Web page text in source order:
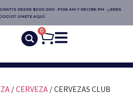
DESDE $300.000 · PIDE AM Y RECIBE PM · ¿ERES
ÚNETE AQUÍ.
0
/CERVEZA / CERVEZAS CLUB